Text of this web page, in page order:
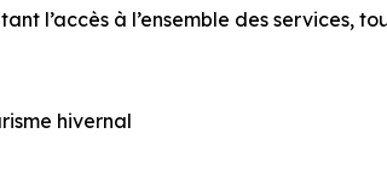
l’accès à l’ensemble des services,
hivernal